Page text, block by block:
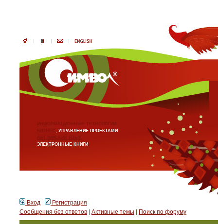
ИНФОРМАЦИОННЫЕ ТЕХНОЛОГИИ
БИЗНЕС, УПРАВЛЕНИЕ ПРОЕКТАМИ
АНГЛИЙСКИЙ ЯЗЫК
ЭЛЕКТРОННЫЕ КНИГИ
Вход
Регистрация
Сообщения без ответов
Активные темы Поиск по форуму